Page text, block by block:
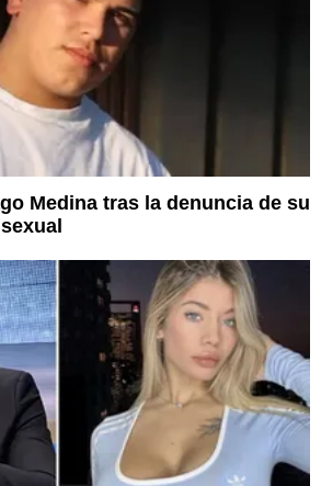
Medina tras la denuncia de su